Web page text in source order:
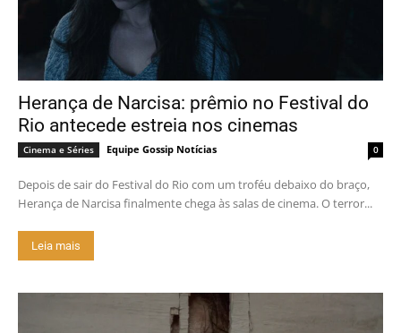
Herança de Narcisa: prêmio no Festival do
Rio antecede estreia nos cinemas
Cinema e Séries Equipe Gossip Notícias 0
Depois de sair do Festival do Rio com um troféu debaixo do braço,
Herança de Narcisa finalmente chega às salas de cinema. O terror...
Leia mais